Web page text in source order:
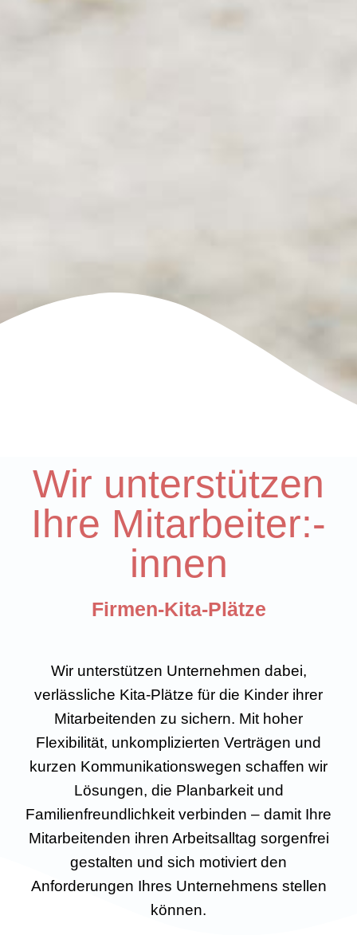
Wir unterstützen
Ihre Mitarbeiter:­
innen
Firmen-Kita-Plätze
Wir unterstützen Unternehmen dabei,
verlässliche Kita-Plätze für die Kinder ihrer
Mitarbeitenden zu sichern. Mit hoher
Flexibilität, unkomplizierten Verträgen und
kurzen Kommunikationswegen schaffen wir
Lösungen, die Planbarkeit und
Familienfreundlichkeit verbinden – damit Ihre
Mitarbeitenden ihren Arbeitsalltag sorgenfrei
gestalten und sich motiviert den
Anforderungen Ihres Unternehmens stellen
können.